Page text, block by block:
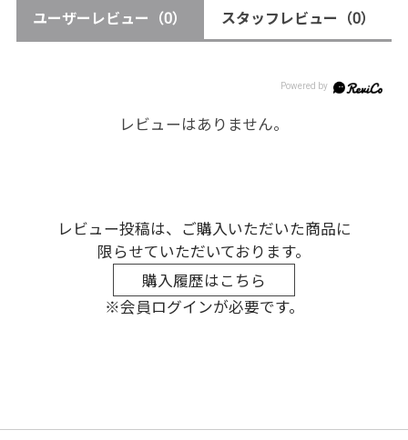
ユーザーレビュー （0） スタッフレビュー （0）
レビューはありません。
レビュー投稿は、ご購入いただいた商品に
限らせていただいております。
購入履歴はこちら
※会員ログインが必要です。